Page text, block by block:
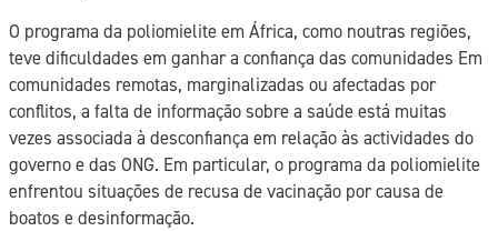
O programa da poliomielite em África, como noutras regiões,
teve dificuldades em ganhar a confiança das comunidades Em
comunidades remotas, marginalizadas ou afectadas por
conflitos, a falta de informação sobre a saúde está muitas
vezes associada à desconfiança em relação às actividades do
governo e das ONG. Em particular, o programa da poliomielite
enfrentou situações de recusa de vacinação por causa de
boatos e desinformação.